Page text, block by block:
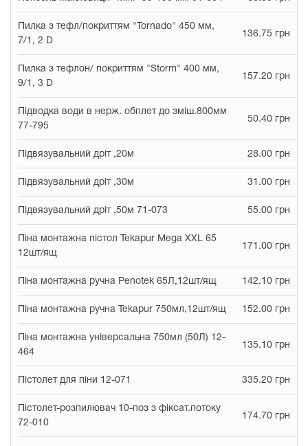
Пилка з тефл/покриттям "Tornado" 450 мм,
7/1, 2 D
136.75 грн
Пилка з тефлон/ покриттям "Storm" 400 мм,
9/1, 3 D
157.20 грн
Підводка води в нерж. обплет до зміш.800мм
77-795
50.40 грн
Підвязувальний дріт ,20м 28.00 грн
Підвязувальний дріт ,30м 31.00 грн
Підвязувальний дріт ,50м 71-073 55.00 грн
Піна монтажна пістол Tekapur Mega XXL 65
12шт/ящ
171.00 грн
Піна монтажна ручна Penotek 65Л,12шт/ящ 142.10 грн
Піна монтажна ручна Tekapur 750мл,12шт/ящ 152.00 грн
Піна монтажна універсальна 750мл (50Л) 12-
464
135.10 грн
Пістолет для піни 12-071 335.20 грн
Пістолет-розпилювач 10-поз з фіксат.потоку
72-010
174.70 грн